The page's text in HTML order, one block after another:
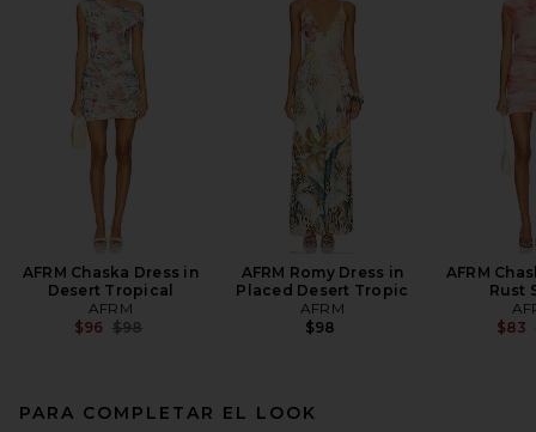
AFRM Chaska Dress in
Desert Tropical
AFRM
$96 Previous price:
$98
AFRM Romy Dress in
Placed Desert Tropic
AFRM
$98
AFRM
Rust
$83
PARA COMPLETAR EL LOOK